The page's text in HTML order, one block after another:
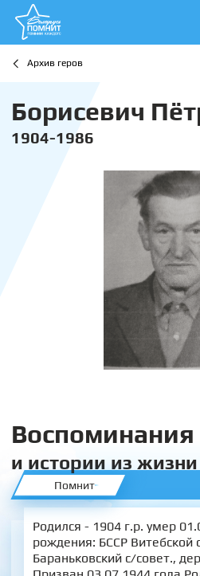
Архив геров
Борисевич
1904-1986
Воспоминания
и истории из жизни
Помнит
Родился - 1904 г.р. умер
рождения: БССР Витебской
Бараньковский с/совет.,